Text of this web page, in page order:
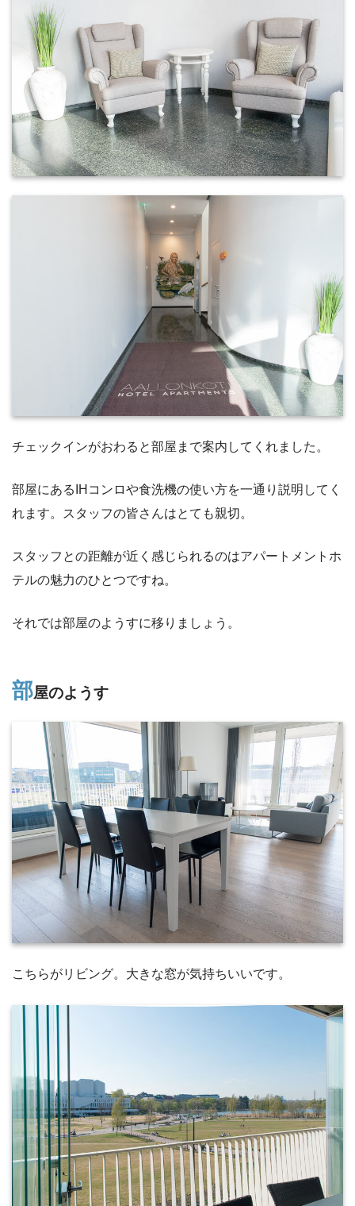
チェックインがおわると部屋まで案内してくれました。
部屋にあるIHコンロや食洗機の使い方を一通り説明してく
れます。スタッフの皆さんはとても親切。
スタッフとの距離が近く感じられるのはアパートメントホ
テルの魅力のひとつですね。
それでは部屋のようすに移りましょう。
部屋のようす
こちらがリビング。大きな窓が気持ちいいです。